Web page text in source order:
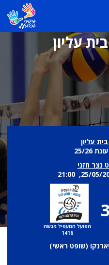
עליון
עליון
נצר חזני
הפועל המעפיל מנשה
1416
(שופט ראשי)